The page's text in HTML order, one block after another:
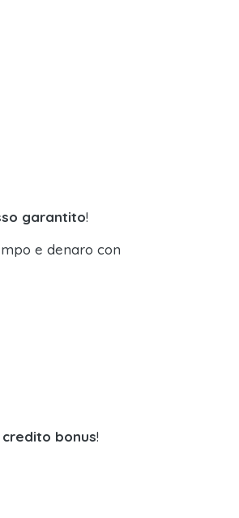
garantito!
e denaro con
credito bonus!